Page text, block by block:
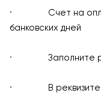
· Счет на оплату
банковских дней
· Заполните
· В реквизите